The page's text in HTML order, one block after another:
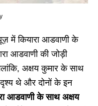
में कियारा आडवाणी के
आडवाणी की जोड़ी
अक्षय कुमार के साथ
थे और दोनों के इन
आडवाणी के साथ अक्षय